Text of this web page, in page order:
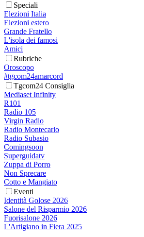
Speciali
Elezioni Italia
Elezioni estero
Grande Fratello
L'isola dei famosi
Amici
Rubriche
Oroscopo
#tgcom24amarcord
Tgcom24 Consiglia
Mediaset Infinity
R101
Radio 105
Virgin Radio
Radio Montecarlo
Radio Subasio
Comingsoon
Superguidatv
Zuppa di Porro
Non Sprecare
Cotto e Mangiato
Eventi
Identità Golose 2026
Salone del Risparmio 2026
Fuorisalone 2026
L'Artigiano in Fiera 2025